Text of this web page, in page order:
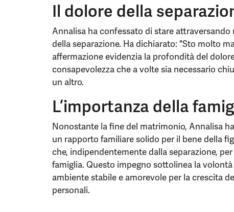
Il dolore della
Annalisa ha confessato di stare
della separazione. Ha dichiarato: "Sto molto
affermazione evidenzia la profondità del
consapevolezza che a volte sia necessario
un altro.
L’importanza della
Nonostante la fine del matrimonio, Annalisa
un rapporto familiare solido per il bene della
che, indipendentemente dalla separazione,
famiglia. Questo impegno sottolinea la
ambiente stabile e amorevole per la crescita
personali.